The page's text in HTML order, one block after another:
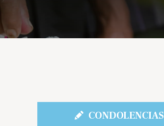
CONDOLENCIAS